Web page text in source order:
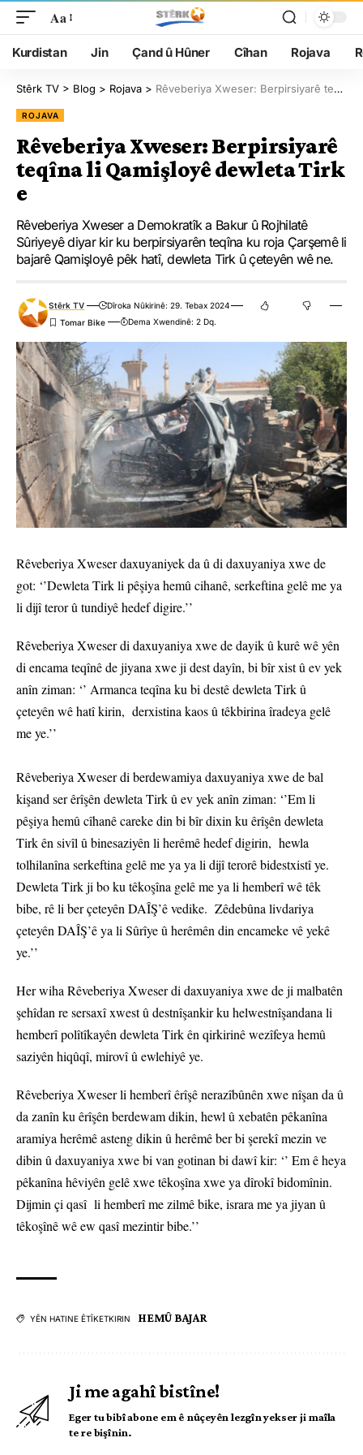
Aa
Kurdistan Jin Çand û Hûner Cîhan Rojava
Stêrk TV > Blog > Rojava > Rêveberiya Xweser: Berpirsiyarê teqîna li Qamişloyê dewleta Tirk e
ROJAVA
Rêveberiya Xweser: Berpirsiyarê
teqîna li Qamişloyê dewleta Tirk
e
Rêveberiya Xweser a Demokratîk a Bakur û Rojhilatê
Sûriyeyê diyar kir ku berpirsiyarên teqîna ku roja Çarşemê li
bajarê Qamişloyê pêk hatî, dewleta Tirk û çeteyên wê ne.
Stêrk TV
Dîroka Nûkirinê: 29. Tebax 2024
Dema Xwendinê: 2 Dq.
Rêveberiya Xweser daxuyaniyek da û di daxuyaniya xwe de
got: ‘’Dewleta Tirk li pêşiya hemû cihanê, serkeftina gelê me ya
li dijî teror û tundiyê hedef digire.’’
Rêveberiya Xweser di daxuyaniya xwe de dayik û kurê wê yên
di encama teqînê de jiyana xwe ji dest dayîn, bi bîr xist û ev yek
anîn ziman: ‘’ Armanca teqîna ku bi destê dewleta Tirk û
çeteyên wê hatî kirin, derxistina kaos û têkbirina îradeya gelê
me ye.’’
Rêveberiya Xweser di berdewamiya daxuyaniya xwe de bal
kişand ser êrîşên dewleta Tirk û ev yek anîn ziman: ‘’Em li
pêşiya hemû cîhanê careke din bi bîr dixin ku êrîşên dewleta
Tirk ên sivîl û binesaziyên li herêmê hedef digirin, hewla
tolhilanîna serkeftina gelê me ya ya li dijî terorê bidestxistî ye.
Dewleta Tirk ji bo ku têkoşîna gelê me ya li hemberî wê têk
bibe, rê li ber çeteyên DAÎŞ’ê vedike. Zêdebûna livdariya
çeteyên DAÎŞ’ê ya li Sûrîye û herêmên din encameke vê yekê
ye.’’
Her wiha Rêveberiya Xweser di daxuyaniya xwe de ji malbatên
şehîdan re sersaxî xwest û destnîşankir ku helwestnîşandana li
hemberî polîtîkayên dewleta Tirk ên qirkirinê wezîfeya hemû
saziyên hiqûqî, mirovî û ewlehiyê ye.
Rêveberiya Xweser li hemberî êrîşê nerazîbûnên xwe nîşan da û
da zanîn ku êrîşên berdewam dikin, hewl û xebatên pêkanîna
aramiya herêmê asteng dikin û herêmê ber bi şerekî mezin ve
dibin û daxuyaniya xwe bi van gotinan bi dawî kir: ‘’ Em ê heya
pêkanîna hêviyên gelê xwe têkoşîna xwe ya dîrokî bidomînin.
Dijmin çi qasî li hemberî me zilmê bike, israra me ya jiyan û
têkoşînê wê ew qasî mezintir bibe.’’
YÊN HATINE ÊTÎKETKIRIN HEMÛ BAJAR
Ji me agahî bistîne!
Eger tu bibî abone em ê nûçeyên lezgîn yekser ji maîla
te re bişînin.